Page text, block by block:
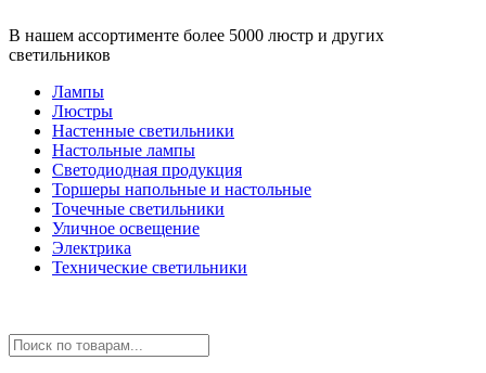
В нашем ассортименте более 5000 люстр и других
светильников
Лампы
Люстры
Настенные светильники
Настольные лампы
Светодиодная продукция
Торшеры напольные и настольные
Точечные светильники
Уличное освещение
Электрика
Технические светильники